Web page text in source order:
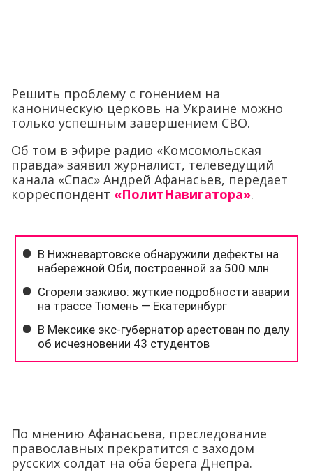
Решить проблему с гонением на
каноническую церковь на Украине можно
только успешным завершением СВО.
Об том в эфире радио «Комсомольская
правда» заявил журналист, телеведущий
канала «Спас» Андрей Афанасьев, передает
корреспондент «ПолитНавигатора».
По мнению Афанасьева, преследование
православных прекратится с заходом
русских солдат на оба берега Днепра.